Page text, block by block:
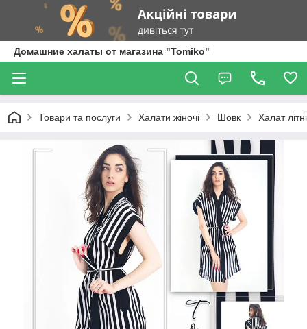
Домашние халаты от магазина "Tomiko"
Товари та послуги Халати жіночі Шовк Халат